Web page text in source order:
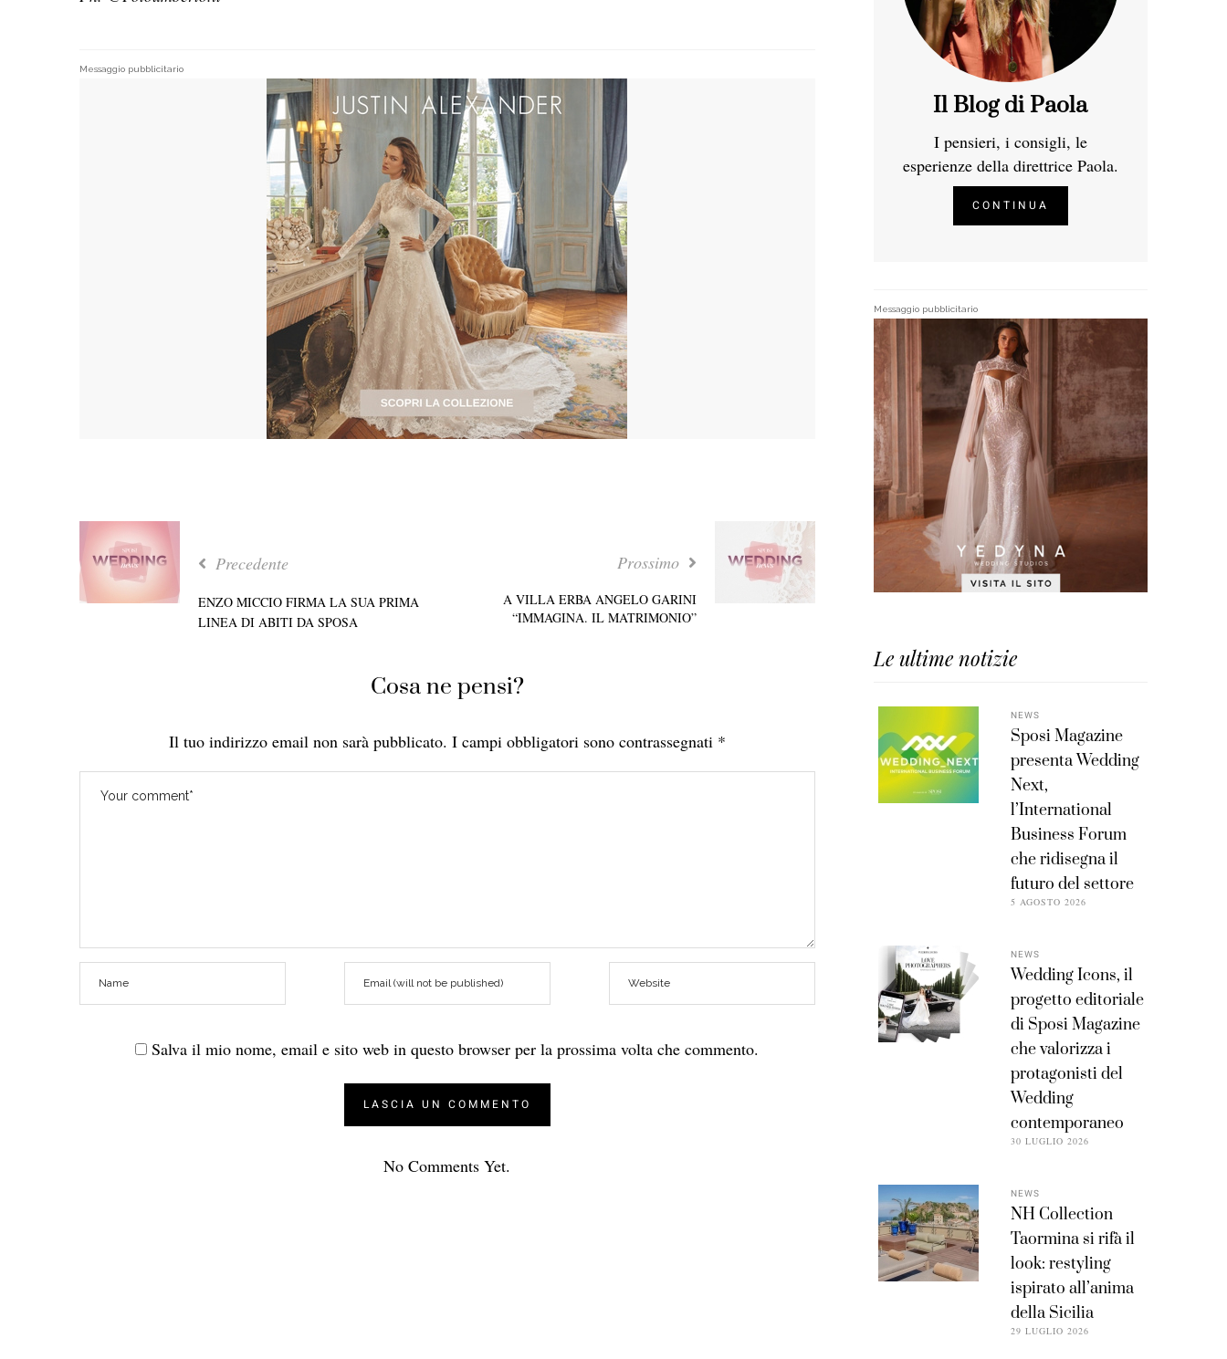
Messaggio pubblicitario
Precedente
ENZO MICCIO FIRMA LA SUA PRIMA
LINEA DI ABITI DA SPOSA
Prossimo
A VILLA ERBA ANGELO GARINI
“IMMAGINA. IL MATRIMONIO”
Cosa ne pensi?
Il tuo indirizzo email non sarà pubblicato. I campi obbligatori sono contrassegnati *
Salva il mio nome, email e sito web in questo browser per la prossima volta che commento.
No Comments Yet.
Il Blog di Paola
I pensieri, i consigli, le
esperienze della direttrice Paola.
CONTINUA
Messaggio pubblicitario
Le ultime notizie
NEWS
Sposi Magazine
presenta Wedding
Next,
l’International
Business Forum
che ridisegna il
futuro del settore
5 AGOSTO 2026
NEWS
Wedding Icons, il
progetto editoriale
di Sposi Magazine
che valorizza i
protagonisti del
Wedding
contemporaneo
30 LUGLIO 2026
NEWS
NH Collection
Taormina si rifà il
look: restyling
ispirato all’anima
della Sicilia
29 LUGLIO 2026